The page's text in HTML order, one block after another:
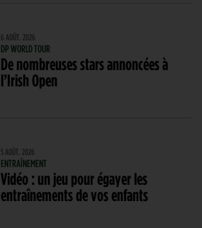
6 AOÛT. 2026
DP WORLD TOUR
De nombreuses stars annoncées à
l’Irish Open
5 AOÛT. 2026
ENTRAÎNEMENT
Vidéo : un jeu pour égayer les
entraînements de vos enfants